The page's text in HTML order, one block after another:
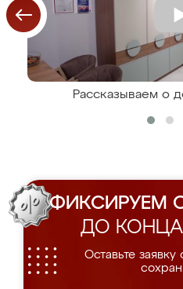
Рассказываем о
ФИКСИРУЕМ
ДО КОНЦА
Оставьте заявку